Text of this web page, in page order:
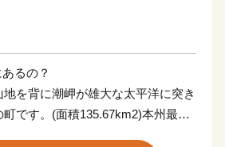
るの？
を背に潮岬が雄大な太平洋に突き
です。(面積135.67km2)本州最南